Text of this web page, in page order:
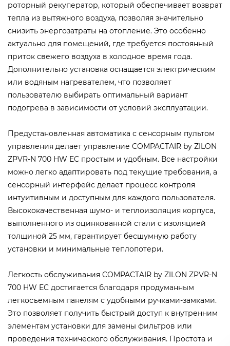
роторный рекуператор, который обеспечивает возврат
тепла из вытяжного воздуха, позволяя значительно
снизить энергозатраты на отопление. Это особенно
актуально для помещений, где требуется постоянный
приток свежего воздуха в холодное время года.
Дополнительно установка оснащается электрическим
или водяным нагревателем, что позволяет
пользователю выбирать оптимальный вариант
подогрева в зависимости от условий эксплуатации.
Предустановленная автоматика с сенсорным пультом
управления делает управление COMPACTAIR by ZILON
ZPVR-N 700 HW EC простым и удобным. Все настройки
можно легко адаптировать под текущие требования, а
сенсорный интерфейс делает процесс контроля
интуитивным и доступным для каждого пользователя.
Высококачественная шумо- и теплоизоляция корпуса,
выполненного из оцинкованной стали с изоляцией
толщиной 25 мм, гарантирует бесшумную работу
установки и минимальные теплопотери.
Легкость обслуживания COMPACTAIR by ZILON ZPVR-N
700 HW EC достигается благодаря продуманным
легкосъемным панелям с удобными ручками-замками.
Это позволяет получить быстрый доступ к внутренним
элементам установки для замены фильтров или
проведения технического обслуживания. Простота и